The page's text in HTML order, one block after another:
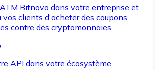
Bitnovo dans votre entreprise et
vos clients d'acheter des coupons
contre des cryptomonnaies.
API dans votre écosystème.